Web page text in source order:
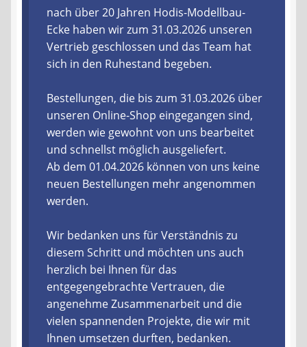
Warenkorb
Ablauf einer Bestellung
Zahlungsarten
Lieferzeit & Verfügbarkeit
Gutschein
Batterien- und Akku Verordnung
Elektro- und Elektronikgeräte Verordnung
Öle- und Schmierstoff Verordnung
Vereine & Foren
nach über 20 Jahren Hodis-Modellbau-
Ecke haben wir zum 31.03.2026 unseren
Vertrieb geschlossen und das Team hat
sich in den Ruhestand begeben.
Bestellungen, die bis zum 31.03.2026 über
unseren Online-Shop eingegangen sind,
werden wie gewohnt von uns bearbeitet
und schnellst möglich ausgeliefert.
Ab dem 01.04.2026 können von uns keine
neuen Bestellungen mehr angenommen
werden.
Wir bedanken uns für Verständnis zu
diesem Schritt und möchten uns auch
herzlich bei Ihnen für das
entgegengebrachte Vertrauen, die
angenehme Zusammenarbeit und die
vielen spannenden Projekte, die wir mit
Ihnen umsetzen durften, bedanken.